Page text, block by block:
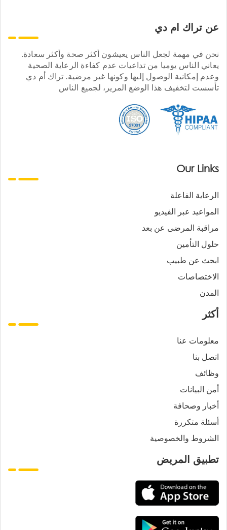
عن تراك ام دي
نحن في مهمة لجعل الناس يعيشون أكثر صحة وأكثر سعادة.
يعاني الناس يوميا من تداعيات عدم كفاءة الرعاية الصحية
وعدم إمكانية الوصول إليها وكونها غير مرضية. تراك أم دي
تأسست لتخفيف هذا الوضع المرير، لجميع الناس
Our Links
الرعاية الفاعلة
المواعيد عبر الفيديو
مراقبة المرضى عن بعد
حلول التأمين
ابحث عن طبيب
الاختصاصات
المدن
أكثر
معلومات عنا
اتصل بنا
وظائف
أمن البيانات
أخبار وصحافة
أسئلة متكررة
الشروط والخصوصية
تطبيق المريض